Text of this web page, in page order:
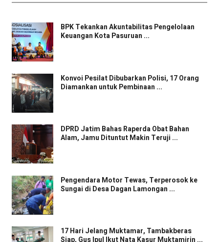
BPK Tekankan Akuntabilitas Pengelolaan
Keuangan Kota Pasuruan ...
Konvoi Pesilat Dibubarkan Polisi, 17 Orang
Diamankan untuk Pembinaan ...
DPRD Jatim Bahas Raperda Obat Bahan
Alam, Jamu Dituntut Makin Teruji ...
Pengendara Motor Tewas, Terperosok ke
Sungai di Desa Dagan Lamongan ...
17 Hari Jelang Muktamar, Tambakberas
Siap, Gus Ipul Ikut Nata Kasur Muktamirin ...